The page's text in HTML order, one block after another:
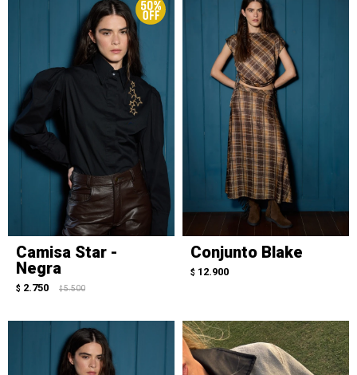
Camisa Star -
Negra
$ 2.750 $ 5.500
Conjunto Blake
$ 12.900